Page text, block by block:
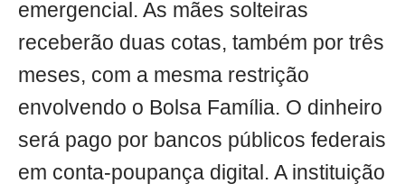
emergencial. As mães solteiras
receberão duas cotas, também por três
meses, com a mesma restrição
envolvendo o Bolsa Família. O dinheiro
será pago por bancos públicos federais
em conta-poupança digital. A instituição